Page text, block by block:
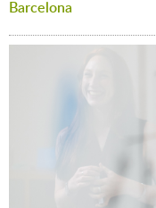
Barcelona